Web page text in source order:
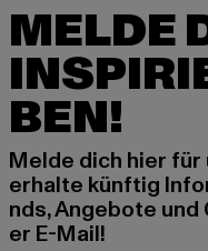
MELDE
BEN!
Melde dich hier
erhalte künftig
nds, Angebote
er E-Mail!